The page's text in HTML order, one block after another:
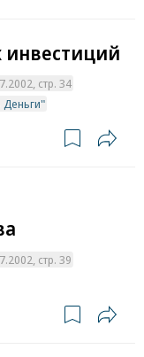
инвестиций
стр. 34
стр. 39